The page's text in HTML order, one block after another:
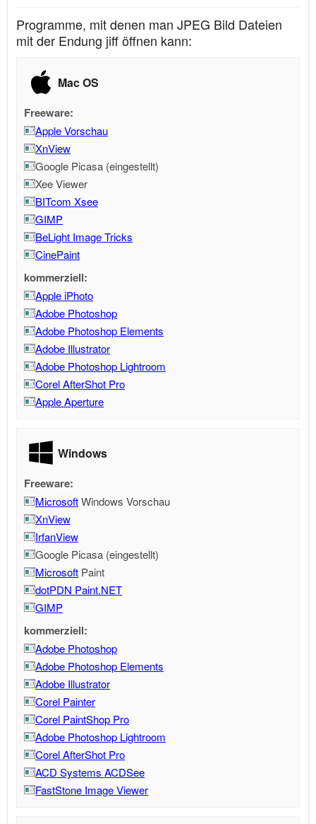
Programme, mit denen man JPEG Bild Dateien
mit der Endung jiff öffnen kann:
Mac OS
Freeware:
Apple Vorschau
XnView
Google Picasa (eingestellt)
Xee Viewer
BITcom Xsee
GIMP
BeLight Image Tricks
CinePaint
kommerziell:
Apple iPhoto
Adobe Photoshop
Adobe Photoshop Elements
Adobe Illustrator
Adobe Photoshop Lightroom
Corel AfterShot Pro
Apple Aperture
Windows
Freeware:
MicrosoftWindows Vorschau
XnView
IrfanView
Google Picasa (eingestellt)
Microsoft Paint
dotPDN Paint.NET
GIMP
kommerziell:
Adobe Photoshop
Adobe Photoshop Elements
Adobe Illustrator
Corel Painter
Corel PaintShop Pro
Adobe Photoshop Lightroom
Corel AfterShot Pro
ACD Systems ACDSee
FastStone Image Viewer